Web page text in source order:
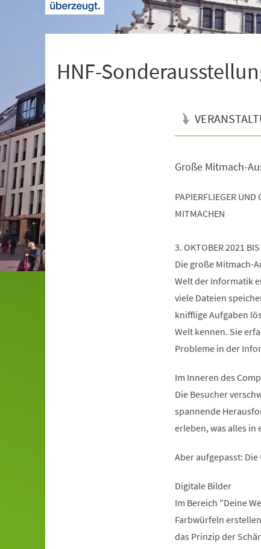
HNF-
Große Mitmach-
PAPIERFLIEGER
MITMACHEN
3. OKTOBER 2021
Die große Mitmach-
Welt der Informatik
viele Dateien
knifflige Aufgaben
Welt kennen. Sie
Probleme in der
Im Inneren des
Die Besucher
spannende
erleben, was alles in
Aber aufgepasst:
Digitale Bilder
Im Bereich "Deine
Farbwürfeln
das Prinzip der